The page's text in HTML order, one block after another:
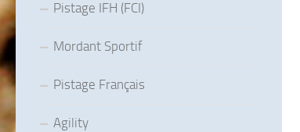
Pistage IFH (FCI)
Mordant Sportif
Pistage Français
Agility